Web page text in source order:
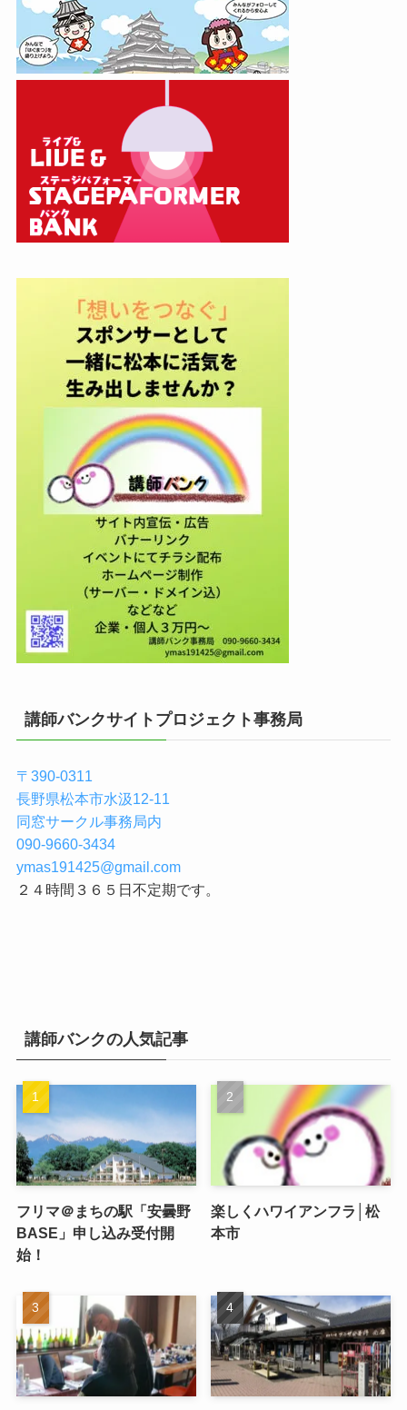
講師バンクサイトプロジェクト事務局
〒390-0311
長野県松本市水汲12-11
同窓サークル事務局内
090-9660-3434
ymas191425@gmail.com
２４時間３６５日不定期です。
講師バンクの人気記事
フリマ＠まちの駅「安曇野
BASE」申し込み受付開
始！
楽しくハワイアンフラ│松
本市